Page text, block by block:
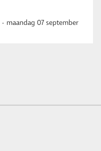
- maandag 07 september